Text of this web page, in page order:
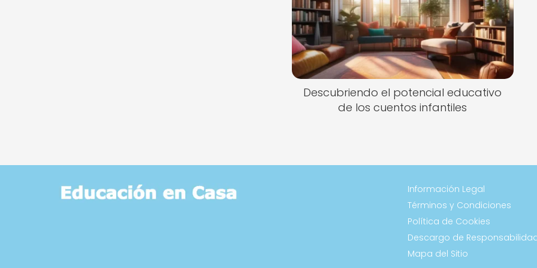
Descubriendo el potencial educativo
de los cuentos infantiles
Información Legal
Términos y Condiciones
Política de Cookies
Descargo de
Mapa del Sitio